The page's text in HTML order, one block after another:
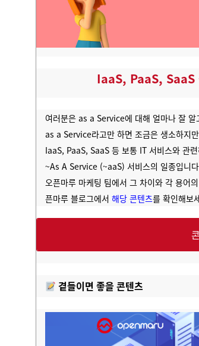
IaaS, PaaS, SaaS
여러분은 as a Service에 대해 얼마나 잘 알
as a Service라고만 하면 조금은 생소하지
IaaS, PaaS, SaaS 등 보통 IT 서비스와 관
~As A Service (~aaS) 서비스의 일종입니
오픈마루 마케팅 팀에서 그 차이와 각 용어
픈마루 블로그에서해당 콘텐츠를 확인해보
곁들이면 좋을 콘텐츠